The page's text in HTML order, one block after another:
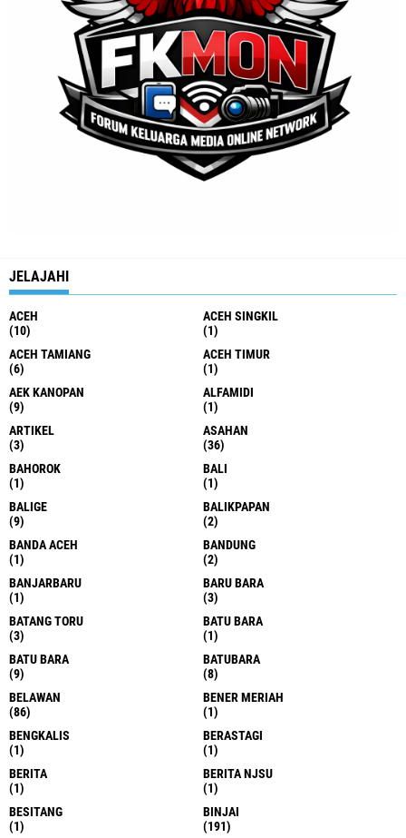
JELAJAHI
ACEH
(10)
ACEH SINGKIL
(1)
ACEH TAMIANG
(6)
ACEH TIMUR
(1)
AEK KANOPAN
(9)
ALFAMIDI
(1)
ARTIKEL
(3)
ASAHAN
(36)
BAHOROK
(1)
BALI
(1)
BALIGE
(9)
BALIKPAPAN
(2)
BANDA ACEH
(1)
BANDUNG
(2)
BANJARBARU
(1)
BARU BARA
(3)
BATANG TORU
(3)
BATU BARA
(1)
BATU BARA
(9)
BATUBARA
(8)
BELAWAN
(86)
BENER MERIAH
(1)
BENGKALIS
(1)
BERASTAGI
(1)
BERITA
(1)
BERITA NJSU
(1)
BESITANG
(1)
BINJAI
(191)